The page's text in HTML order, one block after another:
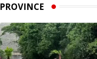
PROVINCE